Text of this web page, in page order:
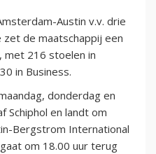
Austin v.v. drie
de maatschappij een
met 216 stoelen in
in Business.
donderdag en
Schiphol en landt om
Bergstrom International
om 18.00 uur terug